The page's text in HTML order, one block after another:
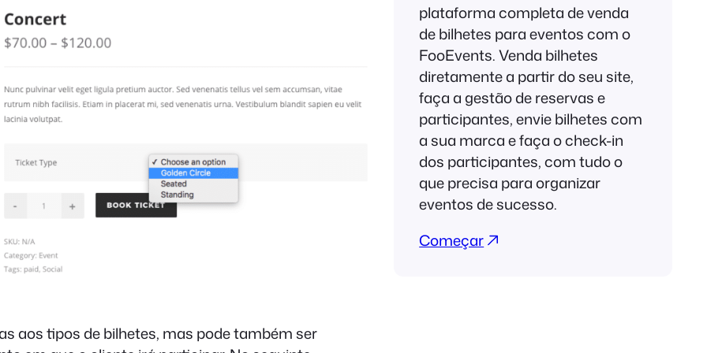
aos tipos de bilhetes, mas pode também ser
plataforma completa de venda
de bilhetes para eventos com o
FooEvents. Venda bilhetes
diretamente a partir do seu site,
faça a gestão de reservas e
participantes, envie bilhetes com
a sua marca e faça o check-in
dos participantes, com tudo o
que precisa para organizar
eventos de sucesso.
Começar